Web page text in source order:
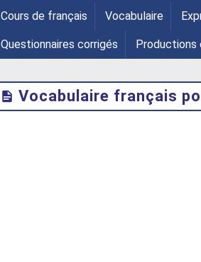
Cours de français Vocabulaire
Questionnaires corrigés Productions
Vocabulaire français